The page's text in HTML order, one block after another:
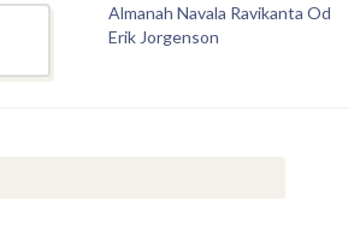
Almanah Navala Ravikanta Od
Erik Jorgenson